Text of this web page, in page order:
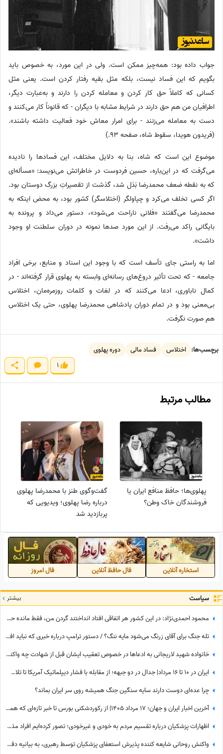
جواب داده بود: همه‌چیز ممکن است. ولی در این مورد، به خصوص باید
بگویم که این فساد نیست، بلکه مثل بقیه رفتار کردن است. یعنی مثل
کسانی که کاملاً حق کار کردن و معامله کردن را دارند و به‌عبارت دیگر،
اطرافیان من هم حق دارند در شرایط مشابه با دیگران - که قانوناً کار می‌کنند و
دست به معامله می‌زنند - برای امرار معاش خود فعالیت داشته باشند».
(فریدون هویدا، سقوط شاه، صفحه 93.)
موضوع این است که شاه، بنا به دلایل مختلف، این فسادها را نادیده
می‌گرفت که در این‌باره، حسین فردوست در خاطراتش می‌نویسد: «مسأله‌ای
که به نقطه ضعف محمدرضا بَدَل شد، گذشت از تقصیراتِ بزرگ دوستان بود.
اگر کسی تخلف می‌کرد و چپاولگر (اختلاسگر) ‌کشور بود، به محض اینکه به
محمدرضا می‌گفتند «فلانی ناراحت می‌شود»، دستور می‌داد و پرونده به
بایگانی راکد می‌رفت. از این مورد صدها نمونه در دوران سلطنت او وجود
داشت».
اما به راستی جای تأسف است که با وجود این اسناد و منابع، برخی افراد
جامعه - که تحت تأثیر دروغ‌های رسانه‌ای وابسته به پهلوی قرار گرفته‌اند - در
کمال ناباوری، ادعا می‌کنند که در لغات و کلمات روزمره‌مان، اختلاس
بی‌معنی بود و در تمام دوران پادشاهی محمدرضا پهلوی، حتی یک اختلاس
هم صورت نگرفت.
برچسب‌ها: اختلاس فساد مالی
دوره پهلوی
1
مطالب مرتبط
پهلوی‌ها؛ حافظ منافع ایران یا
فروشندگان خاک وطن؟
گفت‌وگوی طنز با محمدرضا پهلوی
درباره رضا پهلوی؛ ویدیویی که
پربازدید شد
استخاره آنلاین فال حافظ آنلاین فال امروز
سیاست بیشتر
محمود احمدی‌نژاد: در این کشور هر اتفاقی افتاد انداختند گردن من، فقط مانده حمله مغول!
تله جنگ برای آقای زرنگ می‌شود مایه ننگ؟ / دستور ترامپ درباره خبری که نباید افشا می‌شد
خانواده شهید لاریجانی به ادعاها در خصوص تعقیب ایشان قبل از شهادت چه واکنشی نشان دادند؟
ایران در 10 تا 16 مرداد| جدال در دو جبهه؛ از مقابله با فشار دیپلماتیک آمریکا تا تلاش فشرده دولت برای حل ناترازی برق
چرا عده‌ای دوست دارند سایه سنگین جنگ همیشه روی سر ایران بماند؟
آخرین اخبار ایران و جهان؛ 17 مرداد 1405| از رکوردشکنی بورس تا خبر تازه‌ای که همه را غافلگیر کرد
اظهارات پزشکیان درباره تقسیم مردم به خودی و غیرخودی؛ تصور کرده‌ایم افراد مذهبی «خودی» هستند و ...
واکنش روحانی شایعه کننده پذیرش استعفای پزشکیان توسط رهبری، به بیانیه دفتر ایشان